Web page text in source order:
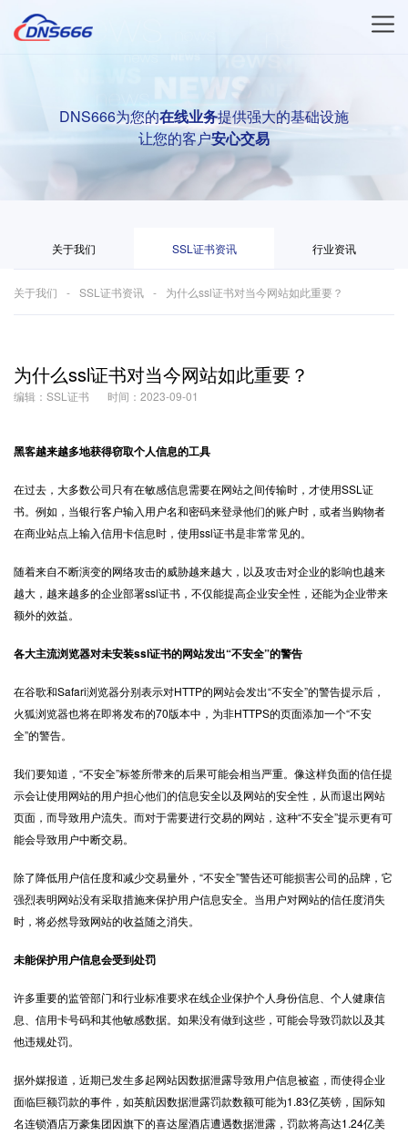
DNS666为您的在线业务提供强大的基础设施
让您的客户安心交易
关于我们 SSL证书资讯 行业资讯
关于我们 SSL证书资讯 为什么ssl证书对当今网站如此重要？
为什么ssl证书对当今网站如此重要？
编辑：SSL证书 时间：2023-09-01
黑客越来越多地获得窃取个人信息的工具
在过去，大多数公司只有在敏感信息需要在网站之间传输时，才使用SSL证
书。例如，当银行客户输入用户名和密码来登录他们的账户时，或者当购物者
在商业站点上输入信用卡信息时，使用ssl证书是非常常见的。
随着来自不断演变的网络攻击的威胁越来越大，以及攻击对企业的影响也越来
越大，越来越多的企业部署ssl证书，不仅能提高企业安全性，还能为企业带来
额外的效益。
各大主流浏览器对未安装ssl证书的网站发出“不安全”的警告
在谷歌和Safari浏览器分别表示对HTTP的网站会发出“不安全”的警告提示后，
火狐浏览器也将在即将发布的70版本中，为非HTTPS的页面添加一个“不安
全”的警告。
我们要知道，“不安全”标签所带来的后果可能会相当严重。像这样负面的信任提
示会让使用网站的用户担心他们的信息安全以及网站的安全性，从而退出网站
页面，而导致用户流失。而对于需要进行交易的网站，这种“不安全”提示更有可
能会导致用户中断交易。
除了降低用户信任度和减少交易量外，“不安全”警告还可能损害公司的品牌，它
强烈表明网站没有采取措施来保护用户信息安全。当用户对网站的信任度消失
时，将必然导致网站的收益随之消失。
未能保护用户信息会受到处罚
许多重要的监管部门和行业标准要求在线企业保护个人身份信息、个人健康信
息、信用卡号码和其他敏感数据。如果没有做到这些，可能会导致罚款以及其
他违规处罚。
据外媒报道，近期已发生多起网站因数据泄露导致用户信息被盗，而使得企业
面临巨额罚款的事件，如英航因数据泄露罚款数额可能为1.83亿英镑，国际知
名连锁酒店万豪集团因旗下的喜达屋酒店遭遇数据泄露，罚款将高达1.24亿美